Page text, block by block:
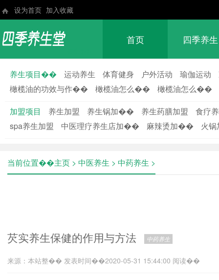
设为首页 加入收藏
首页 四季养生
养生项目�� 运动养生 体育健身 户外活动 瑜伽运动
橄榄油的功效与作��
橄榄油怎么��
橄榄油怎么��
加盟项目
养生加盟 养生锅加�� 养生药膳加盟
食疗
spa养生加盟
中医理疗养生店加�� 麻辣烫加�� 火
当前位置��主页 > 中医养生 > 中药养生 >
芡实养生保健的作用与方法 中药养生
来源：本站整�� 发表时间��2020-05-31 15:44:00 阅读��